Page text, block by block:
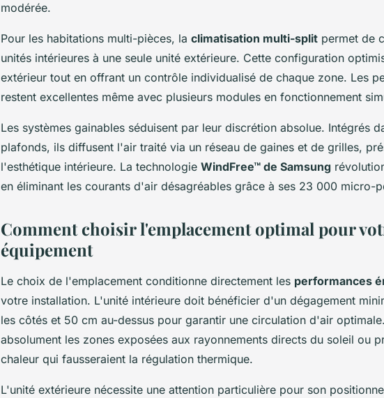
modérée.
Pour les habitations multi-pièces, la climatisation multi-split permet de
unités intérieures à une seule unité extérieure. Cette configuration
extérieur tout en offrant un contrôle individualisé de chaque zone. Les
restent excellentes même avec plusieurs modules en fonctionnement
Les systèmes gainables séduisent par leur discrétion absolue. Intégrés
plafonds, ils diffusent l'air traité via un réseau de gaines et de grilles,
l'esthétique intérieure. La technologie WindFree™ de Samsung
en éliminant les courants d'air désagréables grâce à ses 23 000 micro-
Comment choisir l'emplacement optimal pour
équipement
Le choix de l'emplacement conditionne directement les performances
votre installation. L'unité intérieure doit bénéficier d'un dégagement
les côtés et 50 cm au-dessus pour garantir une circulation d'air
absolument les zones exposées aux rayonnements directs du soleil ou
chaleur qui fausseraient la régulation thermique.
L'unité extérieure nécessite une attention particulière pour son